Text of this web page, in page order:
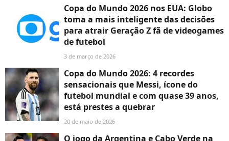
Copa do Mundo 2026 nos EUA: Globo
toma a mais inteligente das decisões
para atrair Geração Z fã de videogames
de futebol
3 de março de 2026
Copa do Mundo 2026: 4 recordes
sensacionais que Messi, ícone do
futebol mundial e com quase 39 anos,
está prestes a quebrar
20 de maio de 2026
O jogo da Argentina e Cabo Verde na